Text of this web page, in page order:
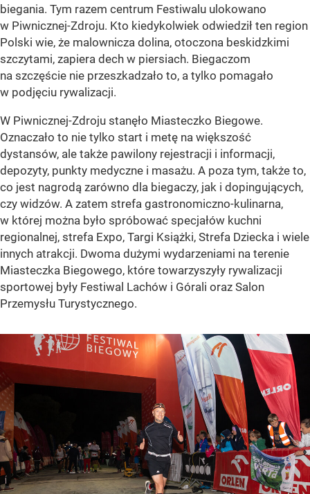
biegania. Tym razem centrum Festiwalu ulokowano
w Piwnicznej-Zdroju. Kto kiedykolwiek odwiedził ten region
Polski wie, że malownicza dolina, otoczona beskidzkimi
szczytami, zapiera dech w piersiach. Biegaczom
na szczęście nie przeszkadzało to, a tylko pomagało
w podjęciu rywalizacji.
W Piwnicznej-Zdroju stanęło Miasteczko Biegowe.
Oznaczało to nie tylko start i metę na większość
dystansów, ale także pawilony rejestracji i informacji,
depozyty, punkty medyczne i masażu. A poza tym, także to,
co jest nagrodą zarówno dla biegaczy, jak i dopingujących,
czy widzów. A zatem strefa gastronomiczno-kulinarna,
w której można było spróbować specjałów kuchni
regionalnej, strefa Expo, Targi Książki, Strefa Dziecka i wiele
innych atrakcji. Dwoma dużymi wydarzeniami na terenie
Miasteczka Biegowego, które towarzyszyły rywalizacji
sportowej były Festiwal Lachów i Górali oraz Salon
Przemysłu Turystycznego.